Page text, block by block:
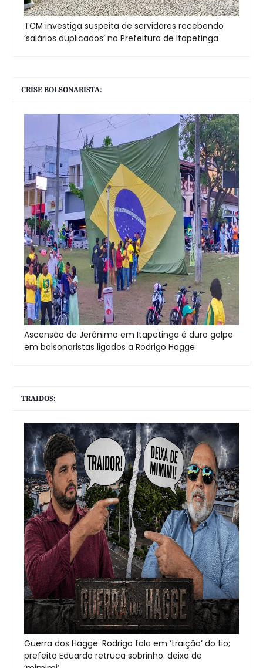
TCM investiga suspeita de servidores recebendo
‘salários duplicados’ na Prefeitura de Itapetinga
CRISE BOLSONARISTA:
Ascensão de Jerônimo em Itapetinga é duro golpe
em bolsonaristas ligados a Rodrigo Hagge
TRAIDOS:
Guerra dos Hagge: Rodrigo fala em ‘traição’ do tio;
prefeito Eduardo retruca sobrinho: deixa de